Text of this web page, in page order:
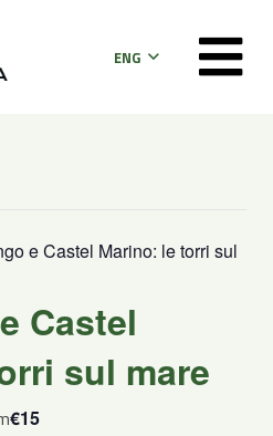
ENG
e Castel Marino: le torri sul
Castel
sul mare
€15